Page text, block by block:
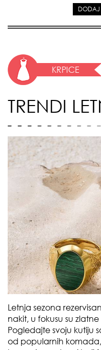
DODAJ
KRPICE
TRENDI
Letnja sezona
nakit, u fokusu su
Pogledajte svoju kutiju
od popularnih